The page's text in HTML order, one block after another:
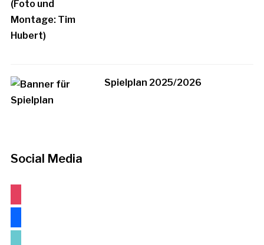
Spielplan 2025/2026
Social Media